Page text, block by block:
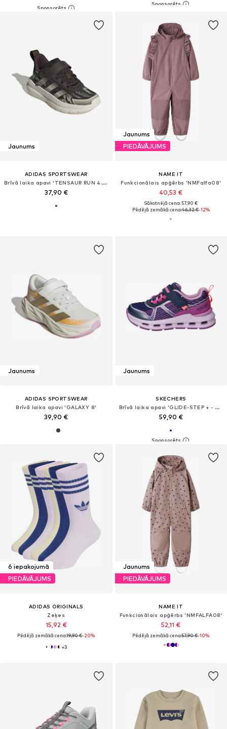
Jaunums
ADIDAS SPORTSWEAR
Brīvā laika apavi 'TENSAUR RUN 4.0'
37,90 €
Jaunums
PIEDĀVĀJUMS
NAME IT
Funkcionālais apģērbs 'NMFalfa08'
40,53 €
Sākotnējā cena: 57,90 €
Pēdējā zemākā cena:46,32 €-12%
Jaunums
ADIDAS SPORTSWEAR
Brīvā laika apavi 'GALAXY 8'
39,90 €
Jaunums
SKECHERS
Brīvā laika apavi 'GLIDE-STEP + - SPRINT LINES'
59,90 €
6 iepakojumā
PIEDĀVĀJUMS
ADIDAS ORIGINALS
Zeķes
15,92 €
Pēdējā zemākā cena:19,90 €-20%
+3
Jaunums
PIEDĀVĀJUMS
NAME IT
Funkcionālais apģērbs 'NMFALFA08'
52,11 €
Pēdējā zemākā cena:57,90 €-10%